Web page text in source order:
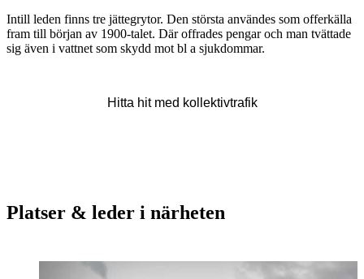
Intill leden finns tre jättegrytor. Den största användes som offerkälla
fram till början av 1900-talet. Där offrades pengar och man tvättade
sig även i vattnet som skydd mot bl a sjukdommar.
Hitta hit med kollektivtrafik
Platser & leder i närheten